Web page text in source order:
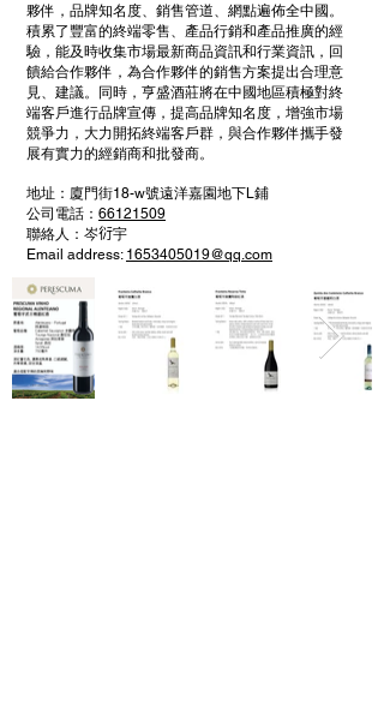
夥伴，品牌知名度、銷售管道、網點遍佈全中國。
積累了豐富的終端零售、產品行銷和產品推廣的經
驗，能及時收集市場最新商品資訊和行業資訊，回
饋給合作夥伴，為合作夥伴的銷售方案提出合理意
見、建議。同時，亨盛酒莊將在中國地區積極對終
端客戶進行品牌宣傳，提高品牌知名度，增強市場
競爭力，大力開拓終端客戶群，與合作夥伴攜手發
展有實力的經銷商和批發商。
地址：廈門街18-w號遠洋嘉園地下L鋪
公司電話： 66121509
聯絡人：岑𧗠宇
Email address: 1653405019@qq.com